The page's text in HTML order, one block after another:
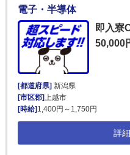
電子・半導体
即入寮
50,000
[都道府県] 新潟県
[市区郡]上越市
[時給] 1,400円～1,750円
詳